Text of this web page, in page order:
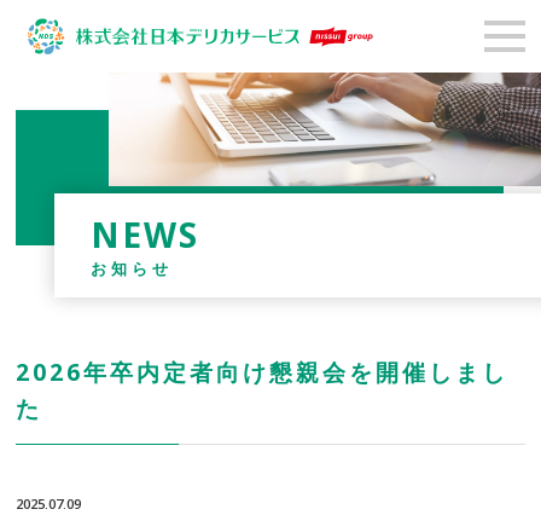
NEWS
お知らせ
2026年卒内定者向け懇親会を開催しまし
た
2025.07.09